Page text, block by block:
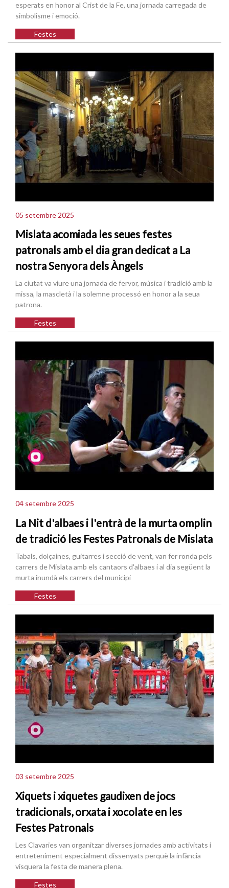
esperats en honor al Crist de la Fe, una jornada carregada de
simbolisme i emoció.
Festes
05 setembre 2025
Mislata acomiada les seues festes
patronals amb el dia gran dedicat a La
nostra Senyora dels Àngels
La ciutat va viure una jornada de fervor, música i tradició amb la
missa, la mascletà i la solemne processó en honor a la seua
patrona.
Festes
04 setembre 2025
La Nit d'albaes i l'entrà de la murta omplin
de tradició les Festes Patronals de Mislata
Tabals, dolçaines, guitarres i secció de vent, van fer ronda pels
carrers de Mislata amb els cantaors d'albaes i al dia següent la
murta inundà els carrers del municipi
Festes
03 setembre 2025
Xiquets i xiquetes gaudixen de jocs
tradicionals, orxata i xocolate en les
Festes Patronals
Les Clavaries van organitzar diverses jornades amb activitats i
entreteniment especialment dissenyats perquè la infància
visquera la festa de manera plena.
Festes